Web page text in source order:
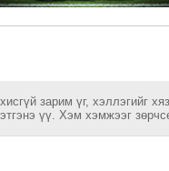
зарим үг, хэллэгийг
үү. Хэм хэмжээг